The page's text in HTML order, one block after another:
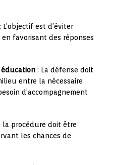
: L’objectif est d’éviter
favorisant des réponses
éducation : La défense doit
entre la nécessaire
d’accompagnement
la procédure doit être
les chances de